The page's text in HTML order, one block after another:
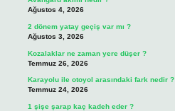
Ağustos 4, 2026
2 dönem yatay geçiş var mı ?
Ağustos 3, 2026
Kozalaklar ne zaman yere düşer ?
Temmuz 26, 2026
Karayolu ile otoyol arasındaki fark nedir ?
Temmuz 24, 2026
1 şişe şarap kaç kadeh eder ?